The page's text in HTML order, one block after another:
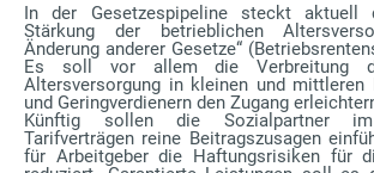
In der Gesetzespipeline steckt aktuell
Stärkung der betrieblichen
Änderung anderer Gesetze“
Es soll vor allem die Verbreitung
Altersversorgung in kleinen und mittleren
und Geringverdienern den Zugang
Künftig sollen die Sozialpartner
Tarifverträgen reine Beitragszusagen
für Arbeitgeber die Haftungsrisiken für